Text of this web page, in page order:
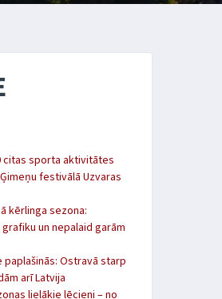
citas sporta aktivitātes
festivālā Uzvaras
kērlinga sezona:
un nepalaid garām
Ostravā starp
arī Latvija
lielākie lēcieni – no